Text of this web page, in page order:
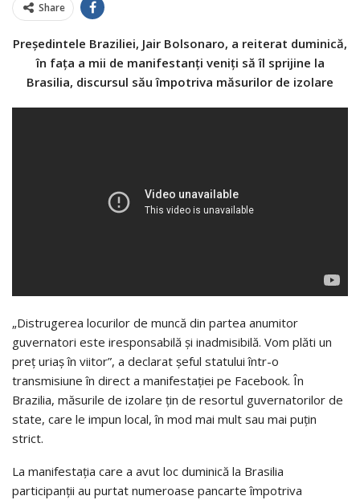
Share
Președintele Braziliei, Jair Bolsonaro, a reiterat duminică,
în fața a mii de manifestanți veniți să îl sprijine la
Brasilia, discursul său împotriva măsurilor de izolare
„Distrugerea locurilor de muncă din partea anumitor
guvernatori este iresponsabilă și inadmisibilă. Vom plăti un
preț uriaș în viitor”, a declarat șeful statului într-o
transmisiune în direct a manifestației pe Facebook. În
Brazilia, măsurile de izolare țin de resortul guvernatorilor de
state, care le impun local, în mod mai mult sau mai puțin
strict.
La manifestația care a avut loc duminică la Brasilia
participanții au purtat numeroase pancarte împotriva